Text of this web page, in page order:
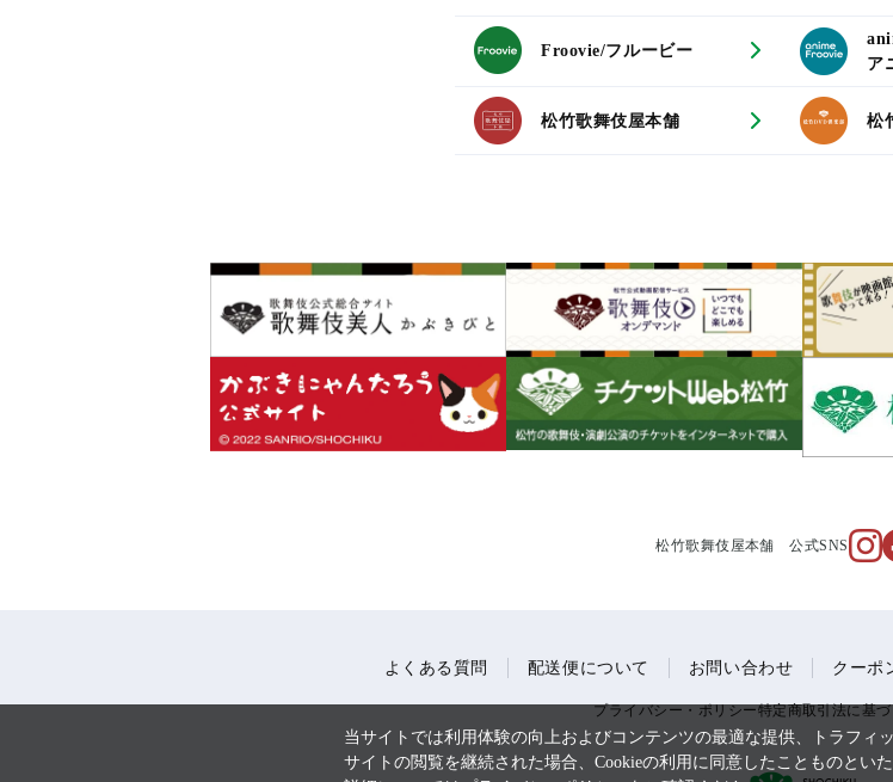
Froovie/フルービー
ア
松竹歌舞伎屋本舗 松
松竹歌舞伎屋本舗 公式SNS
よくある質問 配送便について お問い合わせ クーポ
プライバシー・ポリシー特定商取引法に基
当サイトでは利用体験の向上およびコンテンツの最適な提供、トラフィ
サイトの閲覧を継続された場合、Cookieの利用に同意したことものといた